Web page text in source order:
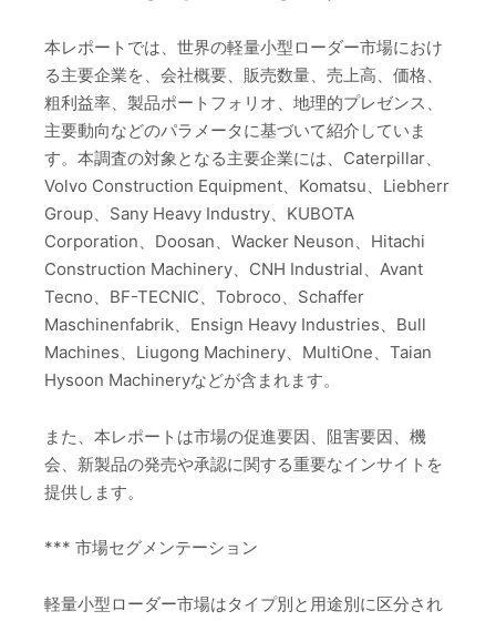
本レポートでは、世界の軽量小型ローダー市場におけ
る主要企業を、会社概要、販売数量、売上高、価格、
粗利益率、製品ポートフォリオ、地理的プレゼンス、
主要動向などのパラメータに基づいて紹介していま
す。本調査の対象となる主要企業には、Caterpillar、
Volvo Construction Equipment、Komatsu、Liebherr
Group、Sany Heavy Industry、KUBOTA
Corporation、Doosan、Wacker Neuson、Hitachi
Construction Machinery、CNH Industrial、Avant
Tecno、BF-TECNIC、Tobroco、Schaffer
Maschinenfabrik、Ensign Heavy Industries、Bull
Machines、Liugong Machinery、MultiOne、Taian
Hysoon Machineryなどが含まれます。
また、本レポートは市場の促進要因、阻害要因、機
会、新製品の発売や承認に関する重要なインサイトを
提供します。
*** 市場セグメンテーション
軽量小型ローダー市場はタイプ別と用途別に区分され